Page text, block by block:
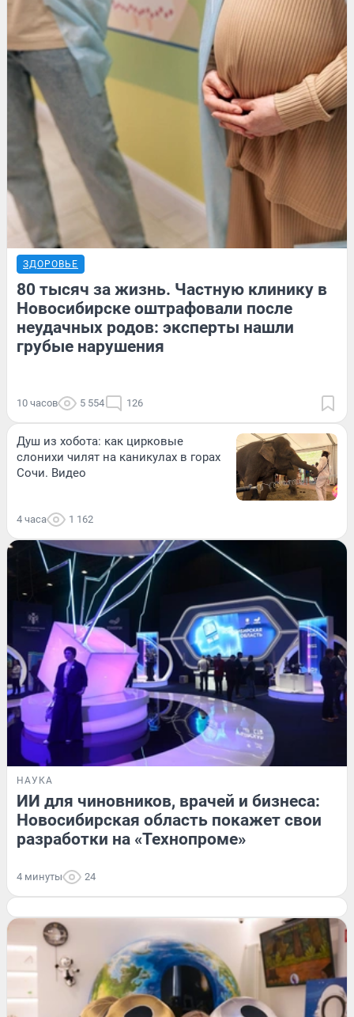
ЗДОРОВЬЕ
80 тысяч за жизнь. Частную клинику в
Новосибирске оштрафовали после
неудачных родов: эксперты нашли
грубые нарушения
10 часов 5 554 126
Душ из хобота: как цирковые
слонихи чилят на каникулах в горах
Сочи. Видео
4 часа 1 162
НАУКА
ИИ для чиновников, врачей и бизнеса:
Новосибирская область покажет свои
разработки на «Технопроме»
4 минуты 24